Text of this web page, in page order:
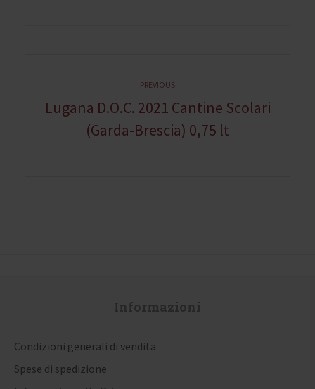
a
PREVIOUSPrevious
post:
Lugana D.O.C. 2021 Cantine Scolari
(Garda-Brescia) 0,75 lt
Informazioni
Condizioni generali di vendita
Spese di spedizione